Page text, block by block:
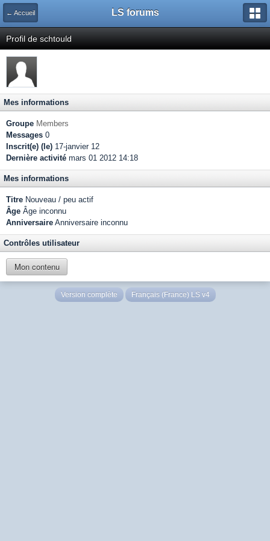
← Accueil LS forums
Profil de schtould
Mes informations
Groupe Members
Messages 0
Inscrit(e) (le) 17-janvier 12
Dernière activité mars 01 2012 14:18
Mes informations
Titre Nouveau / peu actif
Âge Âge inconnu
Anniversaire Anniversaire inconnu
Contrôles utilisateur
Mon contenu
Version complète Français (France) LS v4